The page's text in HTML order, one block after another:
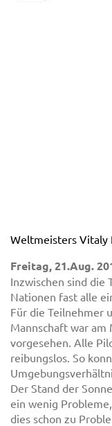
Die Jak
Weltmeisters Vitaly
Freitag, 21.Aug.
Inzwischen sind die
Nationen fast alle
Für die Teilnehmer
Mannschaft war
vorgesehen. Alle
reibungslos. So
Der Stand der
ein wenig
dies schon zu